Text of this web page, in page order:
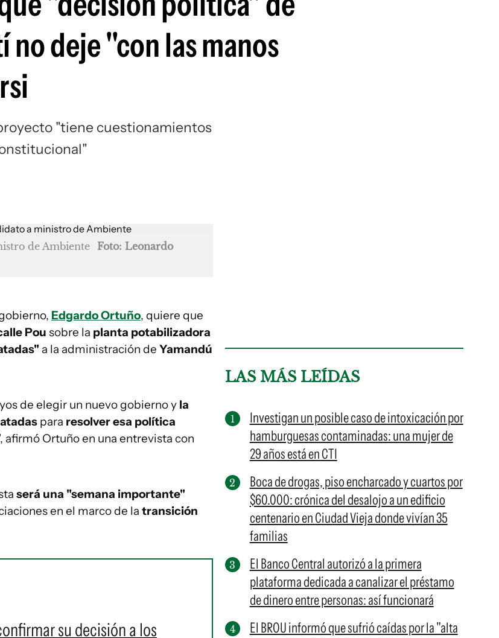
no deje "con las manos
"tiene cuestionamientos
de Ambiente Foto: Leonardo
Edgardo Ortuño, quiere que
Pou sobre la planta potabilizadora
a la administración de Yamandú
de elegir un nuevo gobierno y la
para resolver esa política
afirmó Ortuño en una entrevista con
será una "semana importante"
en el marco de la transición
su decisión a los
LAS MÁS LEÍDAS
Investigan un posible caso de intoxicación por
hamburguesas contaminadas: una mujer de
29 años está en CTI
Boca de drogas, piso encharcado y cuartos por
$60.000: crónica del desalojo a un edificio
centenario en Ciudad Vieja donde vivían 35
familias
El Banco Central autorizó a la primera
plataforma dedicada a canalizar el préstamo
de dinero entre personas: así funcionará
El BROU informó que sufrió caídas por la "alta